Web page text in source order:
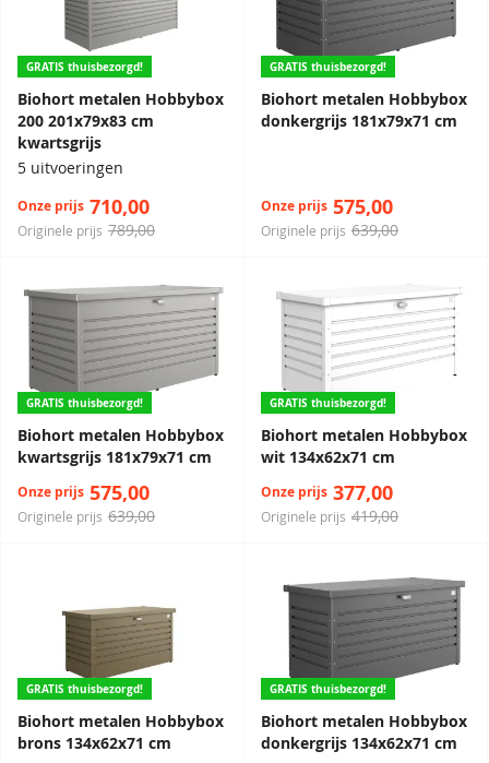
GRATIS thuisbezorgd!
Biohort metalen Hobbybox
200 201x79x83 cm
kwartsgrijs
5 uitvoeringen
Originele prijs 789,00
Onze prijs 710,00
GRATIS thuisbezorgd!
Biohort metalen Hobbybox
donkergrijs 181x79x71 cm
Originele prijs 639,00
Onze prijs 575,00
GRATIS thuisbezorgd!
Biohort metalen Hobbybox
kwartsgrijs 181x79x71 cm
Originele prijs 639,00
Onze prijs 575,00
GRATIS thuisbezorgd!
Biohort metalen Hobbybox
wit 134x62x71 cm
Originele prijs 419,00
Onze prijs 377,00
GRATIS thuisbezorgd!
Biohort metalen Hobbybox
brons 134x62x71 cm
GRATIS thuisbezorgd!
Biohort metalen Hobbybox
donkergrijs 134x62x71 cm